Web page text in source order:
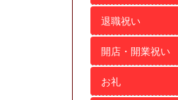
退職祝い
開店・開業祝い
お礼